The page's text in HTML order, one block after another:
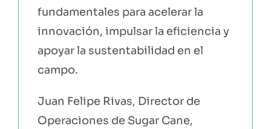
fundamentales para acelerar la
innovación, impulsar la eficiencia y
apoyar la sustentabilidad en el
campo.
Juan Felipe Rivas, Director de
Operaciones de Sugar Cane,